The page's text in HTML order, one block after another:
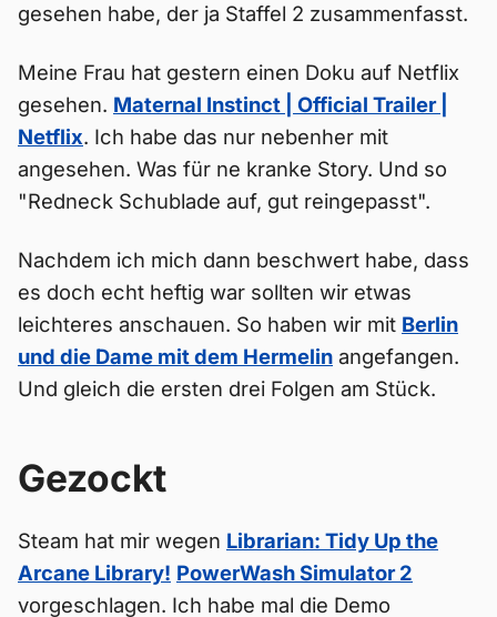
gesehen habe, der ja Staffel 2 zusammenfasst.
Meine Frau hat gestern einen Doku auf Netflix
gesehen. Maternal Instinct | Official Trailer |
Netflix. Ich habe das nur nebenher mit
angesehen. Was für ne kranke Story. Und so
"Redneck Schublade auf, gut reingepasst".
Nachdem ich mich dann beschwert habe, dass
es doch echt heftig war sollten wir etwas
leichteres anschauen. So haben wir mit Berlin
und die Dame mit dem Hermelin angefangen.
Und gleich die ersten drei Folgen am Stück.
Gezockt
Steam hat mir wegen Librarian: Tidy Up the
Arcane Library! PowerWash Simulator 2
vorgeschlagen. Ich habe mal die Demo